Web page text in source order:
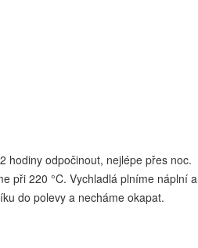
hodiny odpočinout, nejlépe přes noc.
při 220 °C. Vychladlá plníme náplní a
do polevy a necháme okapat.